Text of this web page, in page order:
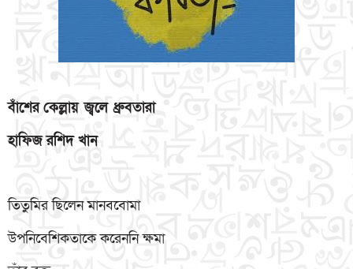
বাঁশের কেল্লায় জ্বলে ধ্রুবতারা
হাফিজ রশিদ খান
তিতুমির ছিলেন মানববোমা
উপনিবেশিকতাকে করেননি ক্ষমা